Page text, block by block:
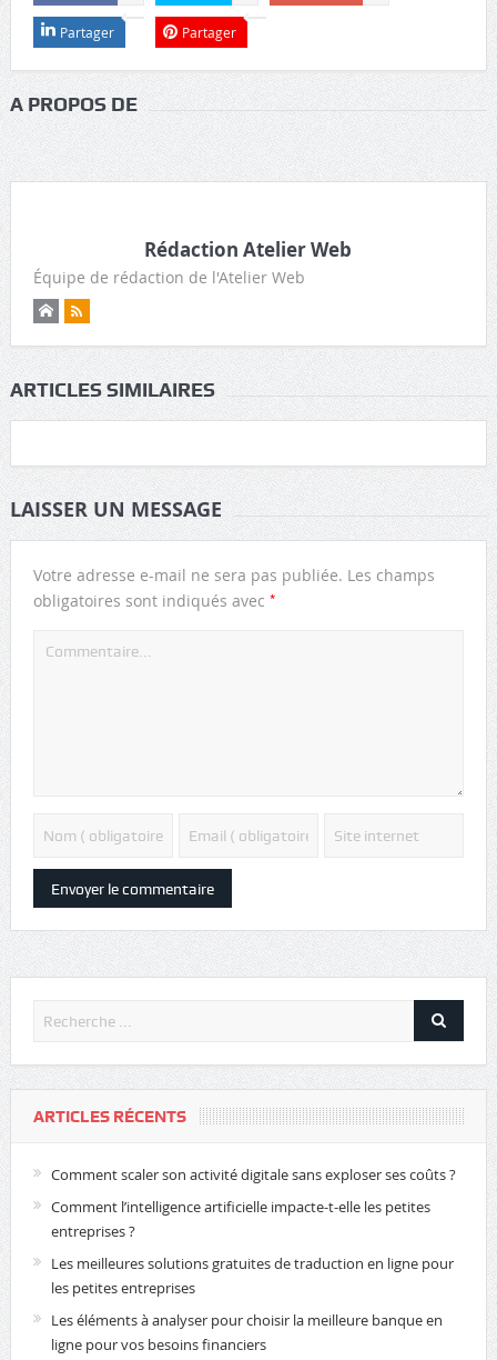
Partager Partager
A PROPOS DE
Rédaction Atelier Web
Équipe de rédaction de l'Atelier Web
ARTICLES SIMILAIRES
LAISSER UN MESSAGE
Votre adresse e-mail ne sera pas publiée. Les champs
obligatoires sont indiqués avec *
ARTICLES RÉCENTS
Comment scaler son activité digitale sans exploser ses coûts ?
Comment l’intelligence artificielle impacte-t-elle les petites
entreprises ?
Les meilleures solutions gratuites de traduction en ligne pour
les petites entreprises
Les éléments à analyser pour choisir la meilleure banque en
ligne pour vos besoins financiers